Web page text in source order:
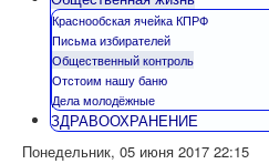
Краснообская ячейка КПРФ
Письма избирателей
Общественный контроль
Отстоим нашу баню
Дела молодёжные
ЗДРАВООХРАНЕНИЕ
Понедельник, 05 июня 2017 22:15